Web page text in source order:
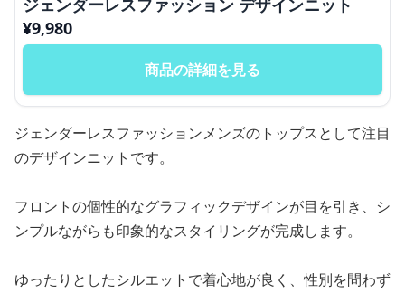
ジェンダーレスファッション デザインニット
¥9,980
商品の詳細を見る
ジェンダーレスファッションメンズのトップスとして注目
のデザインニットです。
フロントの個性的なグラフィックデザインが目を引き、シ
ンプルながらも印象的なスタイリングが完成します。
ゆったりとしたシルエットで着心地が良く、性別を問わず